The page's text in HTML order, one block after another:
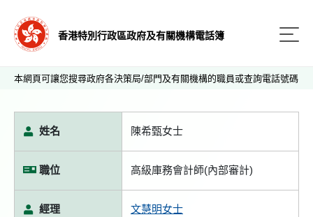
香港特別行政區政府及有關機構電話簿
本網頁可讓您搜尋政府各決策局/部門及有關機構的職員或查詢電話號碼
姓名 陳希甄女士
職位 高級庫務會計師(內部審計)
經理 文慧明女士